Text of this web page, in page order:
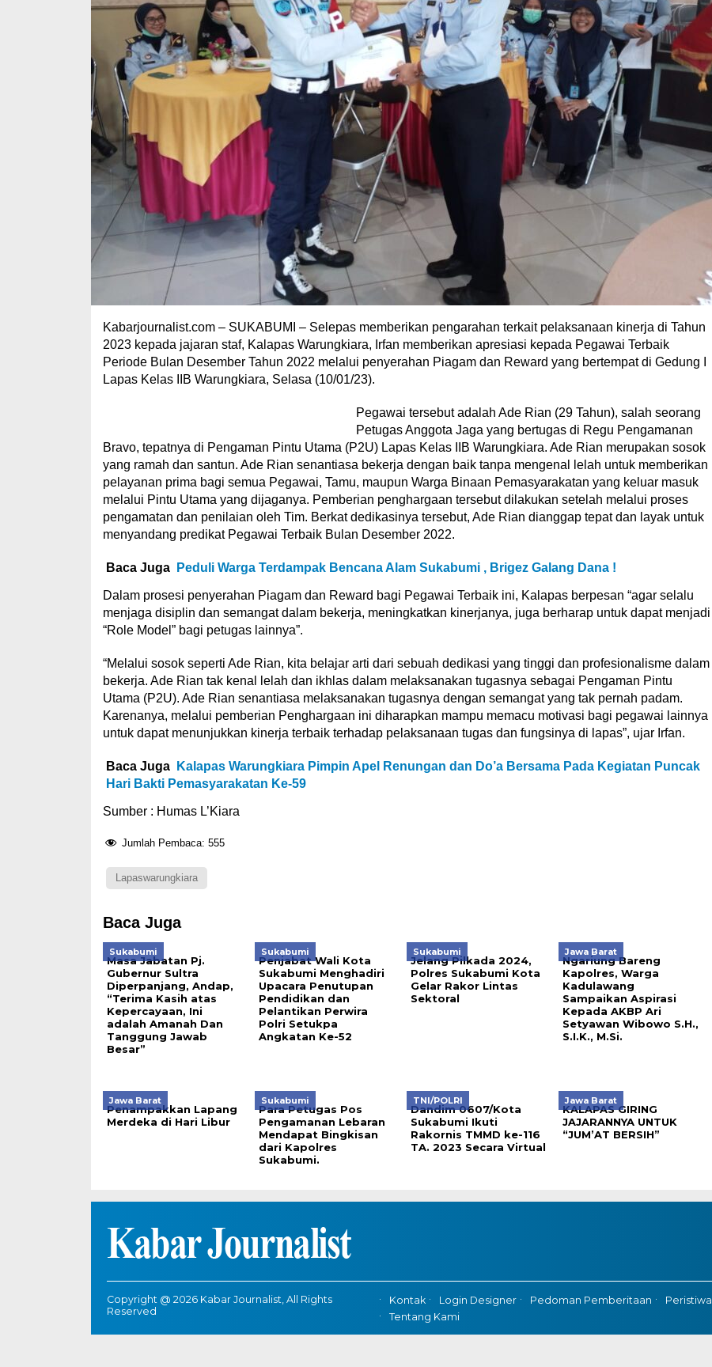
Kabarjournalist.com – SUKABUMI – Selepas memberikan pengarahan terkait pelaksanaan kinerja di Tahun
2023 kepada jajaran staf, Kalapas Warungkiara, Irfan memberikan apresiasi kepada Pegawai Terbaik
Periode Bulan Desember Tahun 2022 melalui penyerahan Piagam dan Reward yang bertempat di Gedung I
Lapas Kelas IIB Warungkiara, Selasa (10/01/23).
Pegawai tersebut adalah Ade Rian (29 Tahun), salah seorang
Petugas Anggota Jaga yang bertugas di Regu Pengamanan
Bravo, tepatnya di Pengaman Pintu Utama (P2U) Lapas Kelas IIB Warungkiara. Ade Rian merupakan sosok
yang ramah dan santun. Ade Rian senantiasa bekerja dengan baik tanpa mengenal lelah untuk memberikan
pelayanan prima bagi semua Pegawai, Tamu, maupun Warga Binaan Pemasyarakatan yang keluar masuk
melalui Pintu Utama yang dijaganya. Pemberian penghargaan tersebut dilakukan setelah melalui proses
pengamatan dan penilaian oleh Tim. Berkat dedikasinya tersebut, Ade Rian dianggap tepat dan layak untuk
menyandang predikat Pegawai Terbaik Bulan Desember 2022.
Baca Juga Peduli Warga Terdampak Bencana Alam Sukabumi , Brigez Galang Dana !
Dalam prosesi penyerahan Piagam dan Reward bagi Pegawai Terbaik ini, Kalapas berpesan “agar selalu
menjaga disiplin dan semangat dalam bekerja, meningkatkan kinerjanya, juga berharap untuk dapat menjadi
“Role Model” bagi petugas lainnya”.
“Melalui sosok seperti Ade Rian, kita belajar arti dari sebuah dedikasi yang tinggi dan profesionalisme dalam
bekerja. Ade Rian tak kenal lelah dan ikhlas dalam melaksanakan tugasnya sebagai Pengaman Pintu
Utama (P2U). Ade Rian senantiasa melaksanakan tugasnya dengan semangat yang tak pernah padam.
Karenanya, melalui pemberian Penghargaan ini diharapkan mampu memacu motivasi bagi pegawai lainnya
untuk dapat menunjukkan kinerja terbaik terhadap pelaksanaan tugas dan fungsinya di lapas”, ujar Irfan.
Baca Juga
Kalapas Warungkiara Pimpin Apel Renungan dan Do’a Bersama Pada Kegiatan Puncak
Hari Bakti Pemasyarakatan Ke-59
Sumber : Humas L’Kiara
Jumlah Pembaca: 555
Lapaswarungkiara
Baca Juga
Sukabumi
Masa Jabatan Pj.
Gubernur Sultra
Diperpanjang, Andap,
“Terima Kasih atas
Kepercayaan, Ini
adalah Amanah Dan
Tanggung Jawab
Besar”
Sukabumi
Penjabat Wali Kota
Sukabumi Menghadiri
Upacara Penutupan
Pendidikan dan
Pelantikan Perwira
Polri Setukpa
Angkatan Ke-52
Sukabumi
Jelang Pilkada 2024,
Polres Sukabumi Kota
Gelar Rakor Lintas
Sektoral
Jawa Barat
Ngariung Bareng
Kapolres, Warga
Kadulawang
Sampaikan Aspirasi
Kepada AKBP Ari
Setyawan Wibowo S.H.,
S.I.K., M.Si.
Jawa Barat
Penampakkan Lapang
Merdeka di Hari Libur
Sukabumi
Para Petugas Pos
Pengamanan Lebaran
Mendapat Bingkisan
dari Kapolres
Sukabumi.
TNI/POLRI
Dandim 0607/Kota
Sukabumi Ikuti
Rakornis TMMD ke-116
TA. 2023 Secara Virtual
Jawa Barat
KALAPAS GIRING
JAJARANNYA UNTUK
“JUM’AT BERSIH”
Copyright @ 2026 Kabar Journalist, All Rights
Reserved
Kontak Login Designer Pedoman Pemberitaan Peristiwa
Tentang Kami